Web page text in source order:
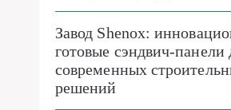
Завод Shenox:
готовые сэндвич-панели
современных
решений